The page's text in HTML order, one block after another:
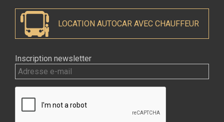
LOCATION AUTOCAR AVEC CHAUFFEUR
Inscription newsletter